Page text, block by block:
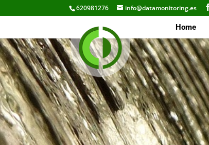
620981276 info@datamonitoring.es
Home